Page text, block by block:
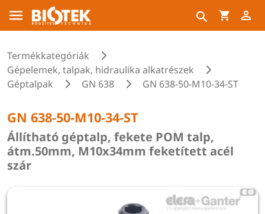
Termékkategóriák
Gépelemek, talpak, hidraulika alkatrészek
Géptalpak
GN 638 GN 638-50-M10-34-ST
GN 638-50-M10-34-ST
Állítható géptalp, fekete POM talp,
átm.50mm, M10x34mm feketített acél
szár